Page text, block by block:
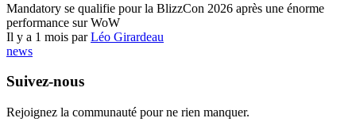
Mandatory se qualifie pour la BlizzCon 2026 après une énorme
performance sur WoW
Il y a 1 mois parLéo Girardeau
news
Suivez-nous
Rejoignez la communauté pour ne rien manquer.